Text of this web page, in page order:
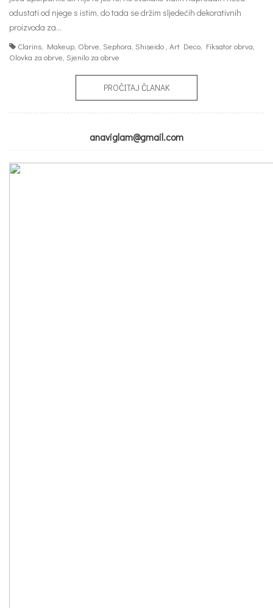
odustati od njege s istim, do tada se držim sljedećih dekorativnih
proizvoda za…
Clarins Makeup Obrve Sephora Shiseido Art Deco Fiksator obrva
Olovka za obrve Sjenilo za obrve
PROČITAJ ČLANAK
anaviglam@gmail.com